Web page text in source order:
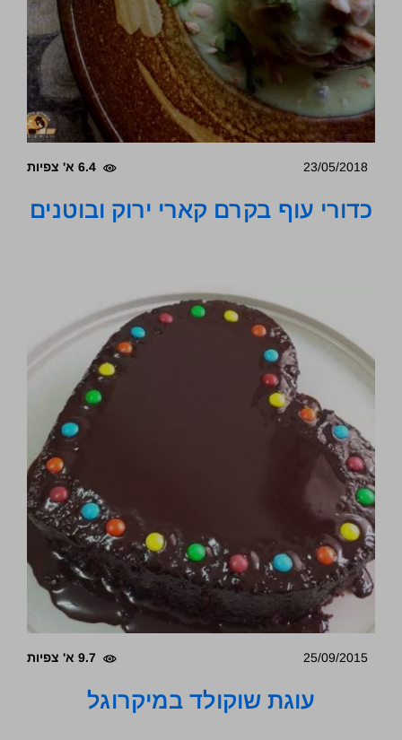
23/05/2018 6.4 א' צפיות
כדורי עוף בקרם קארי ירוק ובוטנים
25/09/2015 9.7 א' צפיות
עוגת שוקולד במיקרוגל